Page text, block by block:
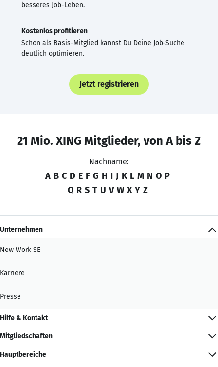
besseres Job-Leben.
Kostenlos profitieren
Schon als Basis-Mitglied kannst Du Deine Job-Suche
deutlich optimieren.
Jetzt registrieren
21 Mio. XING Mitglieder, von A bis Z
Nachname:
A B C D E F G H I J K L M N O P
Q R S T U V W X Y Z
Unternehmen
New Work SE
Karriere
Presse
Hilfe & Kontakt
Mitgliedschaften
Hauptbereiche